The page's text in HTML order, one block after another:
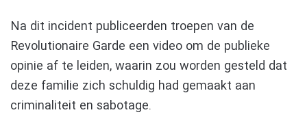
Na dit incident publiceerden troepen van de
Revolutionaire Garde een video om de publieke
opinie af te leiden, waarin zou worden gesteld dat
deze familie zich schuldig had gemaakt aan
criminaliteit en sabotage.